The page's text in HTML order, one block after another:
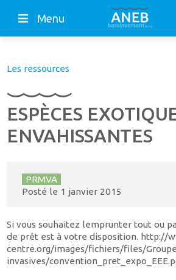
Menu
Les ressources
ESPÈCES
ENVAHISSANTES
PRMVA
Posté le 1 janvier 2015
Si vous souhaitez lemprunter tout ou
de prêt est à votre disposition. http://
centre.org/images/fichiers/files/
invasives/